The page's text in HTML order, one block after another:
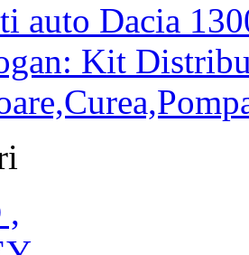
auto Dacia
Kit